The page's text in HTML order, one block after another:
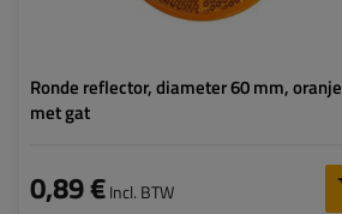
Ronde reflector, diameter 60 mm, oranje
met gat
0,89 €Incl. BTW